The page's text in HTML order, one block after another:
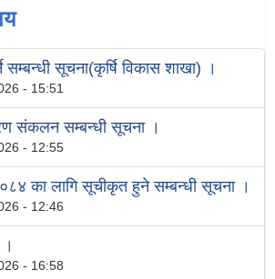
सम्बन्धी सूचना(कृर्षि विकास शाखा) ।
- 15:51
संकलन सम्बन्धी सूचना ।
- 12:55
का लागि सूचीकृत हुने सम्बन्धी सूचना ।
- 12:46
- 16:58